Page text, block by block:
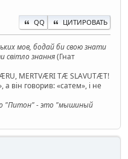
QQ ЦИТИРОВАТЬ
мов, бодай би свою знати
світло знання(Гнат
MERTVÆRI TÆ SLAVUTÆT!
він говорив: «сатем», і не
"Питон" - это "мышиный